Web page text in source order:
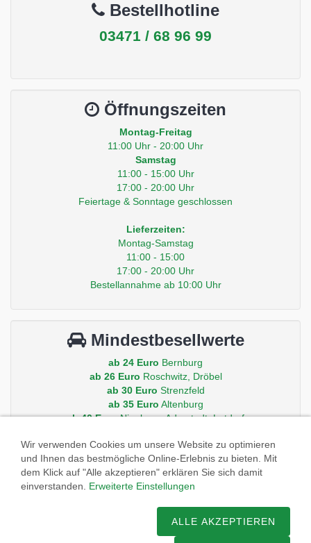
Bestellhotline
03471 / 68 96 99
Öffnungszeiten
Montag-Freitag
11:00 Uhr - 20:00 Uhr
Samstag
11:00 - 15:00 Uhr
17:00 - 20:00 Uhr
Feiertage & Sonntage geschlossen
Lieferzeiten:
Montag-Samstag
11:00 - 15:00
17:00 - 20:00 Uhr
Bestellannahme ab 10:00 Uhr
Mindestbesellwerte
ab 24 Euro Bernburg
ab 26 Euro Roschwitz, Dröbel
ab 30 Euro Strenzfeld
ab 35 Euro Altenburg
ab 40 EuroNienburg, Aderstedt, Latdorf
Andere Orte auf Anfrage.
Wir verwenden Cookies um unsere Website zu optimieren
und Ihnen das bestmögliche Online-Erlebnis zu bieten. Mit
dem Klick auf "Alle akzeptieren" erklären Sie sich damit
einverstanden. Erweiterte Einstellungen
ALLE AKZEPTIEREN